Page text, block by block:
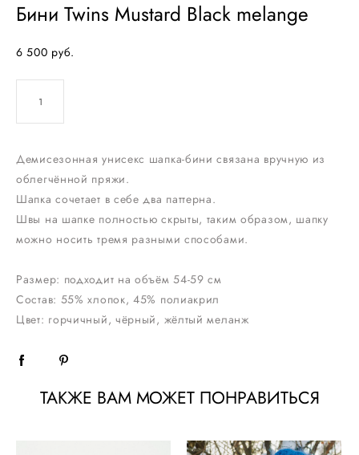
Бини Twins Mustard Black melange
6 500 pуб.
Демисезонная унисекс шапка-бини связана вручную из
облегчённой пряжи.
Шапка сочетает в себе два паттерна.
Швы на шапке полностью скрыты, таким образом, шапку
можно носить тремя разными способами.
Размер: подходит на объём 54-59 см
Состав: 55% хлопок, 45% полиакрил
Цвет: горчичный, чёрный, жёлтый меланж
ТАКЖЕ ВАМ МОЖЕТ ПОНРАВИТЬСЯ